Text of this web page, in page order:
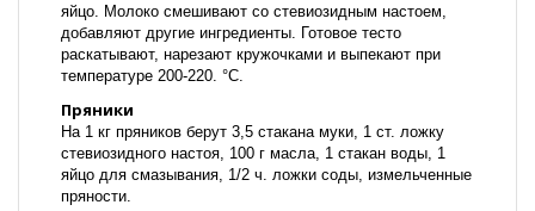
яйцо. Молоко смешивают со стевиозидным настоем,
добавляют другие ингредиенты. Готовое тесто
раскатывают, нарезают кружочками и выпекают при
температуре 200-220. °С.
Пряники
На 1 кг пряников берут 3,5 стакана муки, 1 ст. ложку
стевиозидного настоя, 100 г масла, 1 стакан воды, 1
яйцо для смазывания, 1/2 ч. ложки соды, измельченные
пряности.